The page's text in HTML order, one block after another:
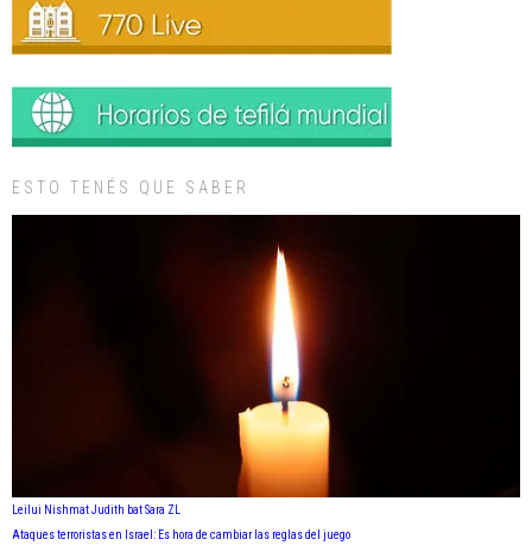
ESTO TENÉS QUE SABER
Leilui Nishmat Judith bat Sara ZL
Ataques terroristas en Israel: Es hora de cambiar las reglas del juego